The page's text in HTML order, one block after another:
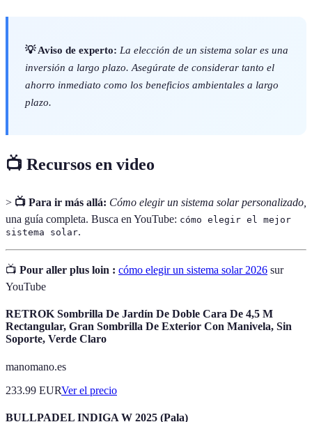
💡 Aviso de experto: La elección de un sistema solar es una
inversión a largo plazo. Asegúrate de considerar tanto el
ahorro inmediato como los beneficios ambientales a largo
plazo.
📺 Recursos en video
> 📺 Para ir más allá: Cómo elegir un sistema solar personalizado,
una guía completa. Busca en YouTube: cómo elegir el mejor
sistema solar.
📺 Pour aller plus loin : cómo elegir un sistema solar 2026 sur
YouTube
RETROK Sombrilla De Jardín De Doble Cara De 4,5 M
Rectangular, Gran Sombrilla De Exterior Con Manivela, Sin
Soporte, Verde Claro
manomano.es
233.99 EURVer el precio
BULLPADEL INDIGA W 2025 (Pala)